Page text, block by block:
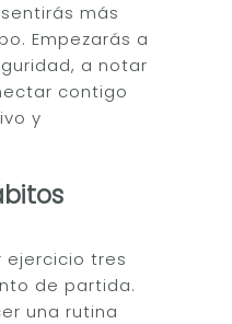
más
Empezarás a
a notar
contigo
y
ejercicio tres
de partida.
una rutina